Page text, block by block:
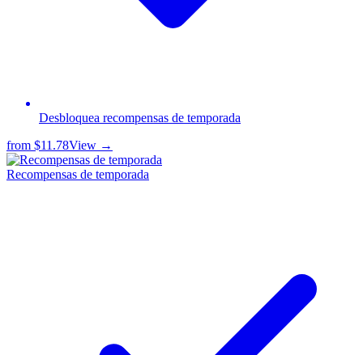
Desbloquea recompensas de temporada
from $11.78View →
Recompensas de temporada